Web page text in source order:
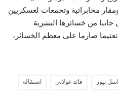
مخابراتية وتجمعات لعسكريين
من خسائرها البشرية
صارما على معظم الخسائر،
نيوز قائد غولاني استقالة